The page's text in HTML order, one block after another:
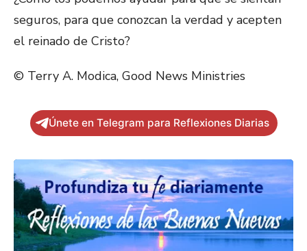
seguros, para que conozcan la verdad y acepten
el reinado de Cristo?
© Terry A. Modica, Good News Ministries
Únete en Telegram para Reflexiones Diarias